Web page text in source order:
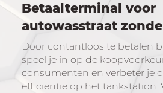
Betaalterminal voor
autowasstraat
Door contantloos te betalen
speel je in op de
consumenten en verbeter je
efficiëntie op het tankstation.